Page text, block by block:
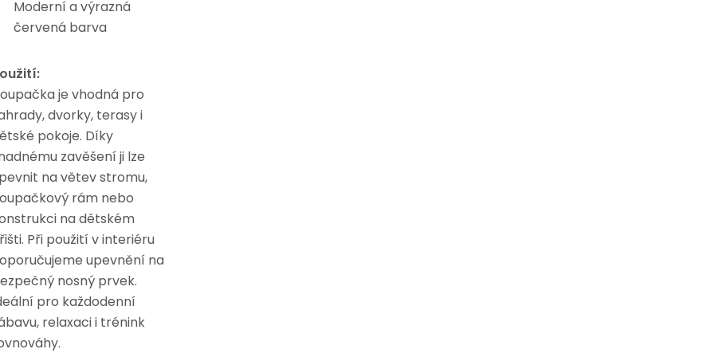
Moderní a výrazná
červená barva
je vhodná pro
dvorky, terasy i
pokoje. Díky
zavěšení ji lze
na větev stromu,
rám nebo
na dětském
Při použití v interiéru
upevnění na
nosný prvek.
pro každodenní
relaxaci i trénink